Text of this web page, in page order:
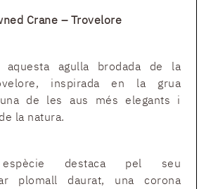
Crane – Trovelore
aquesta agulla brodada de la
inspirada en la grua
de les aus més elegants i
la natura.
espècie destaca pel seu
plomall daurat, una corona